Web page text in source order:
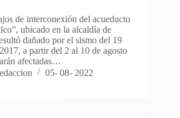
de interconexión del acueducto
ubicado en la alcaldía de
dañado por el sismo del 19
a partir del 2 al 10 de agosto
afectadas…
05- 08- 2022